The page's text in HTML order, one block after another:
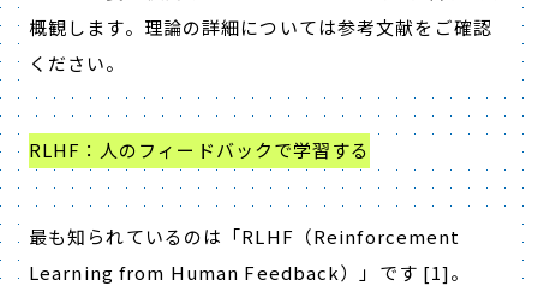
概観します。理論の詳細については参考文献をご確認
ください。
RLHF：人のフィードバックで学習する
最も知られているのは「RLHF （Reinforcement
Learning from Human Feedback）」です [1]。